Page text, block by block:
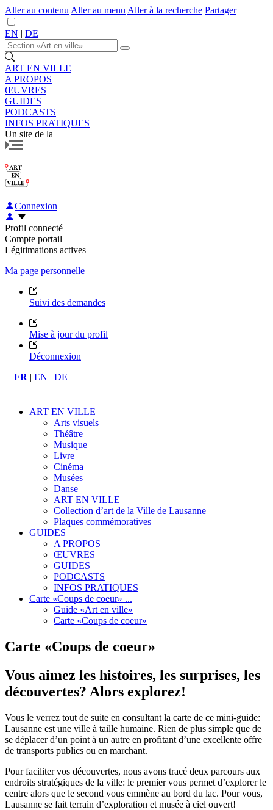
Aller au contenu Aller au menu Aller à la recherche Partager
EN | DE
ART EN VILLE
A PROPOS
ŒUVRES
GUIDES
PODCASTS
INFOS PRATIQUES
Un site de la
Connexion
Profil connecté
Compte portail
Légitimations actives
Ma page personnelle
Suivi des demandes
Mise à jour du profil
Déconnexion
FR | EN | DE
ART EN VILLE
Arts visuels
Théâtre
Musique
Livre
Cinéma
Musées
Danse
ART EN VILLE
Collection d’art de la Ville de Lausanne
Plaques commémoratives
GUIDES
A PROPOS
ŒUVRES
GUIDES
PODCASTS
INFOS PRATIQUES
Carte «Coups de coeur» ...
Guide «Art en ville»
Carte «Coups de coeur»
Carte «Coups de coeur»
Vous aimez les histoires, les surprises, les
découvertes? Alors explorez!
Vous le verrez tout de suite en consultant la carte de ce mini-guide:
Lausanne est une ville à taille humaine. Rien de plus simple que de
se déplacer d’un point à un autre en profitant d’une excellente offre
de transports publics ou en marchant.
Pour faciliter vos découvertes, nous avons tracé deux parcours aux
endroits stratégiques de la ville: le premier vous permet d’explorer le
centre alors que le second vous emmène au bord du lac. Pour vous,
Lausanne se fait terrain d’exploration et musée à ciel ouvert!